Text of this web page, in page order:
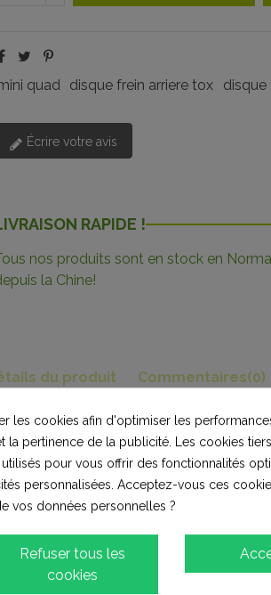
quad disque frein arriere tox disque
Écrire votre avis
RAPIDE !
nos produits sont en stock en
la Chine!
du produit Commentaires(0)
les cookies afin d'optimiser les
la pertinence de la publicité. Les cookies
pour vous offrir des fonctionnalités
personnalisées. Acceptez-vous ces
vos données personnelles ?
Refuser tous les
cookies